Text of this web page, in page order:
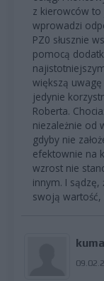
z kierowców to
wprowadzi
PZ0 słusznie
pomocą
większą
jedynie
Roberta.
niezależnie od
gdyby nie
efektownie na
wzrost nie
innym. I
swoją wartość,